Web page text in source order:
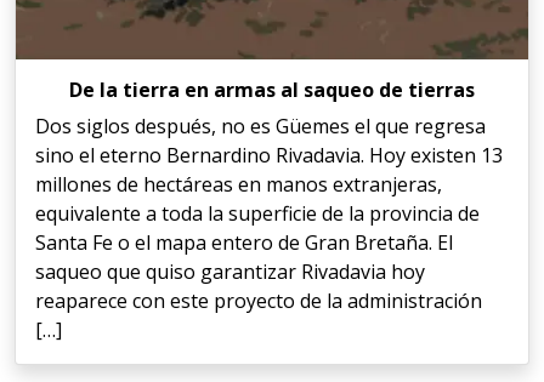
De la tierra en armas al saqueo de tierras
Dos siglos después, no es Güemes el que regresa
sino el eterno Bernardino Rivadavia. Hoy existen 13
millones de hectáreas en manos extranjeras,
equivalente a toda la superficie de la provincia de
Santa Fe o el mapa entero de Gran Bretaña. El
saqueo que quiso garantizar Rivadavia hoy
reaparece con este proyecto de la administración
[…]